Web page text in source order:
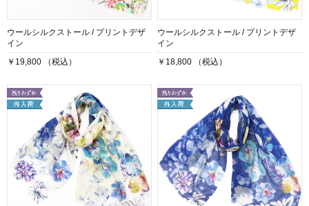
ウールシルクストール / プリントデザ
イン
￥19,800 （税込）
ウールシルクストール / プリントデザ
イン
￥18,800 （税込）